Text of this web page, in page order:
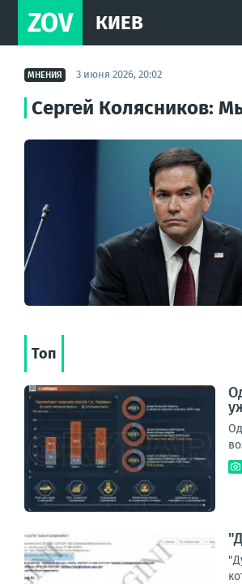
ZOV КИЕВ
МНЕНИЯ 3 июня 2026, 20:02
Сергей Колясников:
Топ